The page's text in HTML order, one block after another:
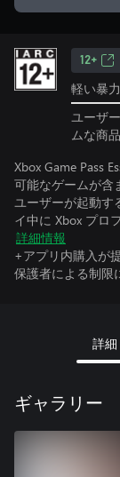
12+
軽い暴力
ユーザ
ムな商
Xbox Game Pass
可能なゲームが含
ユーザーが起動す
イ中に Xbox プロ
詳細情報
+アプリ内購入が
保護者による制限
詳細
ギャラリー